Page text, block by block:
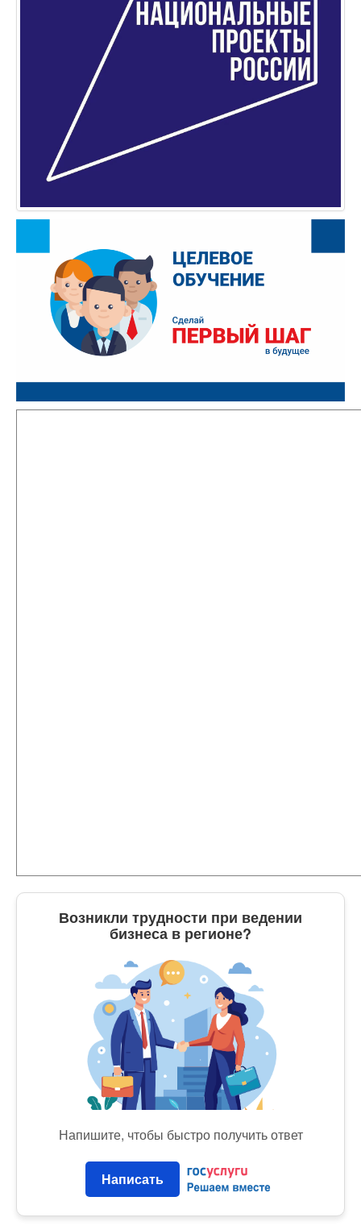
Возникли трудности при ведении
бизнеса в регионе?
Напишите, чтобы быстро получить ответ
Написать